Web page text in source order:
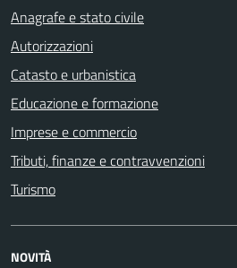
Anagrafe e stato civile
Autorizzazioni
Catasto e urbanistica
Educazione e formazione
Imprese e commercio
Tributi, finanze e contravvenzioni
Turismo
NOVITÀ